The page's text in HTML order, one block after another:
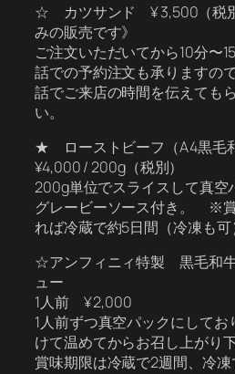
☆ カツサンド ¥ 3,500（税
みの販売です》
ご注文いただいてから10分〜
話での予約注文も承りますの
話でご来店の時間を伝えても
い。
★ ローストビーフ（A4黒毛
¥4,000 / 200g（税別）
200g単位でスライスして真空
グレービーソース付き。 ※
れば冷蔵で約5日間（冷凍も可
☆アンフィニィ特製 黒毛和
ュー
1人前 ¥ 2,000
1人前ずつ真空パックにして
けて温めてからお召し上がり下
賞味期限は冷蔵で2週間、冷凍